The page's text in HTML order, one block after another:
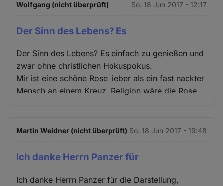
Wolfgang (nicht überprüft) So. 18 Jun 2017 - 12:17
Der Sinn des Lebens? Es
Der Sinn des Lebens? Es einfach zu genießen und
zwar ohne christlichen Hokuspokus.
Mir ist eine schöne Rose lieber als ein fast nackter
Mensch an einem Kreuz. Religion wäre die Rose.
Martin Weidner (nicht überprüft) So. 18 Jun 2017 - 19:48
Ich danke Herrn Panzer für
Ich danke Herrn Panzer für die Darstellung,